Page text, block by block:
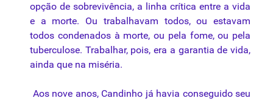
opção de sobrevivência, a linha crítica entre a vida
e a morte. Ou trabalhavam todos, ou estavam
todos condenados à morte, ou pela fome, ou pela
tuberculose. Trabalhar, pois, era a garantia de vida,
ainda que na miséria.
Aos nove anos, Candinho já havia conseguido seu